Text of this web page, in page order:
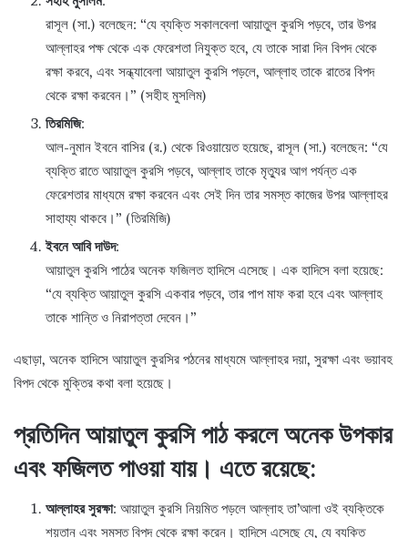
রাসূল (সা.) বলেছেন: “যে ব্যক্তি সকালবেলা আয়াতুল কুরসি পড়বে, তার উপর
আল্লাহর পক্ষ থেকে এক ফেরেশতা নিযুক্ত হবে, যে তাকে সারা দিন বিপদ থেকে
রক্ষা করবে, এবং সন্ধ্যাবেলা আয়াতুল কুরসি পড়লে, আল্লাহ তাকে রাতের বিপদ
থেকে রক্ষা করবেন।” (সহীহ মুসলিম)
তিরমিজি:
আল-নুমান ইবনে বাসির (র.) থেকে রিওয়ায়েত হয়েছে, রাসূল (সা.) বলেছেন: “যে
ব্যক্তি রাতে আয়াতুল কুরসি পড়বে, আল্লাহ তাকে মৃত্যুর আগ পর্যন্ত এক
ফেরেশতার মাধ্যমে রক্ষা করবেন এবং সেই দিন তার সমস্ত কাজের উপর আল্লাহর
সাহায্য থাকবে।” (তিরমিজি)
ইবনে আবি দাউদ:
আয়াতুল কুরসি পাঠের অনেক ফজিলত হাদিসে এসেছে। এক হাদিসে বলা হয়েছে:
“যে ব্যক্তি আয়াতুল কুরসি একবার পড়বে, তার পাপ মাফ করা হবে এবং আল্লাহ
তাকে শান্তি ও নিরাপত্তা দেবেন।”
এছাড়া, অনেক হাদিসে আয়াতুল কুরসির পঠনের মাধ্যমে আল্লাহর দয়া, সুরক্ষা এবং ভয়াবহ
বিপদ থেকে মুক্তির কথা বলা হয়েছে।
প্রতিদিন আয়াতুল কুরসি পাঠ করলে অনেক উপকার
এবং ফজিলত পাওয়া যায়। এতে রয়েছে:
আল্লাহর সুরক্ষা: আয়াতুল কুরসি নিয়মিত পড়লে আল্লাহ তা’আলা ওই ব্যক্তিকে
শয়তান এবং সমস্ত বিপদ থেকে রক্ষা করেন। হাদিসে এসেছে যে, যে ব্যক্তি